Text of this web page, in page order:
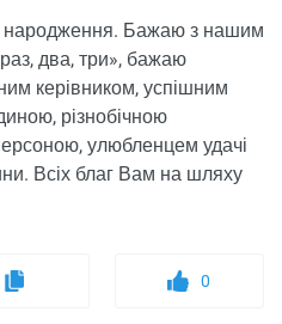
​​народження. Бажаю з нашим
два, три», бажаю
керівником, успішним
різнобічною
улюбленцем удачі
Всіх благ Вам на шляху
0